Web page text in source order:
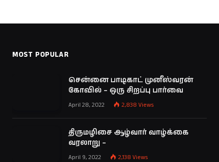
MOST POPULAR
சென்னை பாடிகாட் முனீஸ்வரன்
கோவில் – ஒரு சிறப்பு பார்வை
April 28, 2022 2,838 Views
திருமழிசை ஆழ்வார் வாழ்க்கை
வரலாறு –
April 9, 2022 2,138 Views